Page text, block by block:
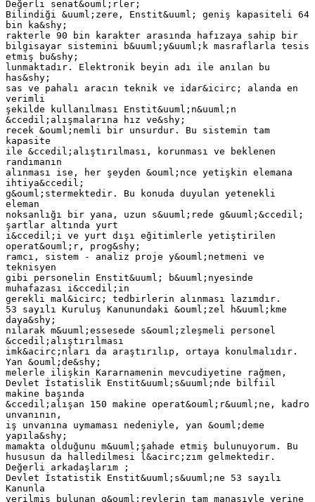
Değerli senat&ouml;rler;
Bilindiği &uuml;zere, Enstit&uuml; geniş kapasiteli 64
bin ka&shy;
rakterle 90 bin karakter arasında hafızaya sahip bir
bilgisayar sistemini b&uuml;y&uuml;k masraflarla tesis
etmiş bu&shy;
lunmaktadır. Elektronik beyin adı ile anılan bu
has&shy;
sas ve pahalı aracın teknik ve idar&icirc; alanda en
verimli
şekilde kullanılması Enstit&uuml;n&uuml;n
&ccedil;alışmalarına hız ve&shy;
recek &ouml;nemli bir unsurdur. Bu sistemin tam
kapasite
ile &ccedil;alıştırılması, korunması ve beklenen
randımanın
alınması ise, her şeyden &ouml;nce yetişkin elemana
ihtiya&ccedil;
g&ouml;stermektedir. Bu konuda duyulan yetenekli
eleman
noksanlığı bir yana, uzun s&uuml;rede g&uuml;&ccedil;
şartlar altında yurt
i&ccedil;i ve yurt dışı eğitimlerle yetiştirilen
operat&ouml;r, prog&shy;
ramcı, sistem - analiz proje y&ouml;netmeni ve
teknisyen
gibi personelin Enstit&uuml; b&uuml;nyesinde
muhafazası i&ccedil;in
gerekli mal&icirc; tedbirlerin alınması lazımdır.
53 sayılı Kuruluş Kanunundaki &ouml;zel h&uuml;kme
daya&shy;
nılarak m&uuml;essesede s&ouml;zleşmeli personel
&ccedil;alıştırılması
imk&acirc;nları da araştırılıp, ortaya konulmalıdır.
Yan &ouml;de&shy;
melerle ilişkin Kararnamenin mevcudiyetine rağmen,
Devlet İstatislik Enstit&uuml;s&uuml;nde bilfiil
makine başında
&ccedil;alışan 150 makine operat&ouml;r&uuml;ne, kadro
unvanının,
iş unvanına uymaması nedeniyle, yan &ouml;deme
yapıla&shy;
mamakta olduğunu m&uuml;şahade etmiş bulunuyorum. Bu
hususun da halledilmesi l&acirc;zım gelmektedir.
Değerli arkadaşlarım ;
Devlet İstatistik Enstit&uuml;s&uuml;ne 53 sayılı
Kanunla
verilmiş bulunan g&ouml;revlerin tam manasıyle yerine